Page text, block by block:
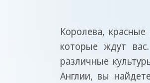
Королева,
которые ждут
различные
Англии, вы